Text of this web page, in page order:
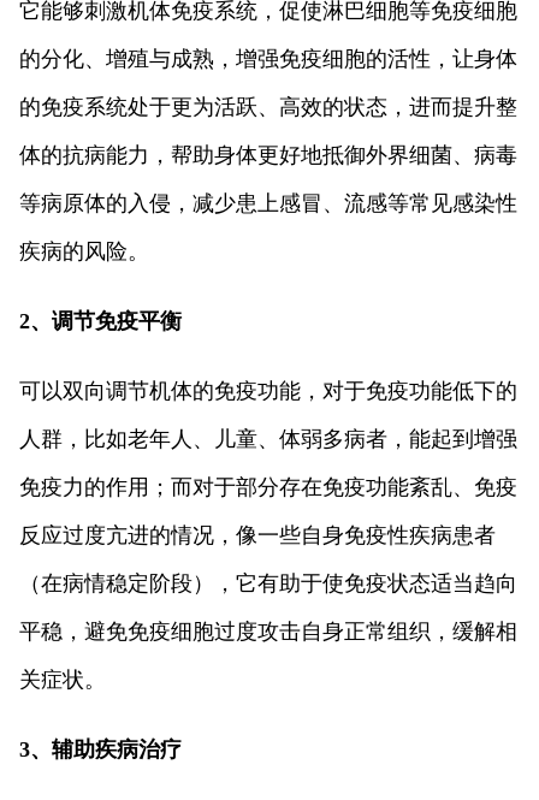
它能够刺激机体免疫系统，促使淋巴细胞等免疫细胞
的分化、增殖与成熟，增强免疫细胞的活性，让身体
的免疫系统处于更为活跃、高效的状态，进而提升整
体的抗病能力，帮助身体更好地抵御外界细菌、病毒
等病原体的入侵，减少患上感冒、流感等常见感染性
疾病的风险。
2、调节免疫平衡
可以双向调节机体的免疫功能，对于免疫功能低下的
人群，比如老年人、儿童、体弱多病者，能起到增强
免疫力的作用；而对于部分存在免疫功能紊乱、免疫
反应过度亢进的情况，像一些自身免疫性疾病患者
（在病情稳定阶段），它有助于使免疫状态适当趋向
平稳，避免免疫细胞过度攻击自身正常组织，缓解相
关症状。
3、辅助疾病治疗